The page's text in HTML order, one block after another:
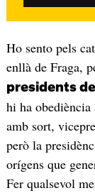
Ho sento pels
enllà de Fraga,
presidents
hi ha
amb sort,
però la
orígens que
Fer qualsevol